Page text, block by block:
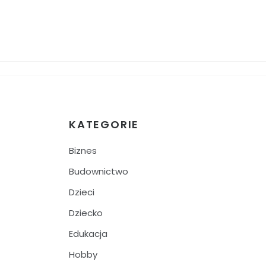
KATEGORIE
Biznes
Budownictwo
Dzieci
Dziecko
Edukacja
Hobby